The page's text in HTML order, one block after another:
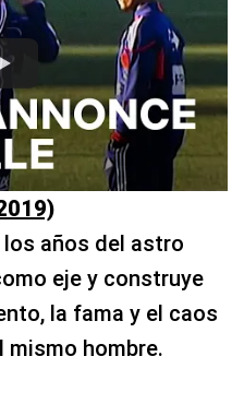
años del astro
eje y construye
la fama y el caos
mismo hombre.